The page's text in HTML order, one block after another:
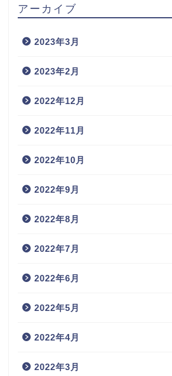
アーカイブ
2023年3月
2023年2月
2022年12月
2022年11月
2022年10月
2022年9月
2022年8月
2022年7月
2022年6月
2022年5月
2022年4月
2022年3月